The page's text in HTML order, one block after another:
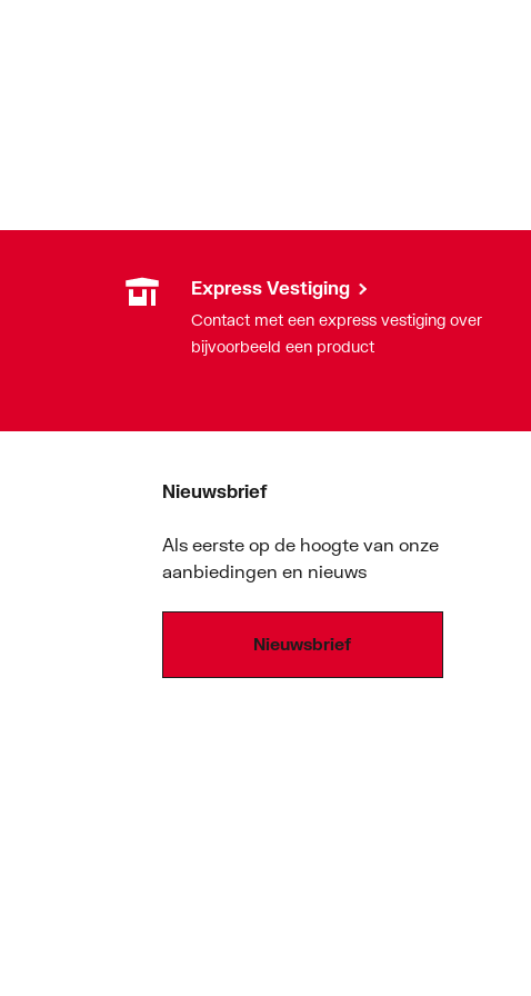
Express Vestiging
Contact met een express vestiging over
bijvoorbeeld een product
Nieuwsbrief
Als eerste op de hoogte van onze
aanbiedingen en nieuws
Nieuwsbrief